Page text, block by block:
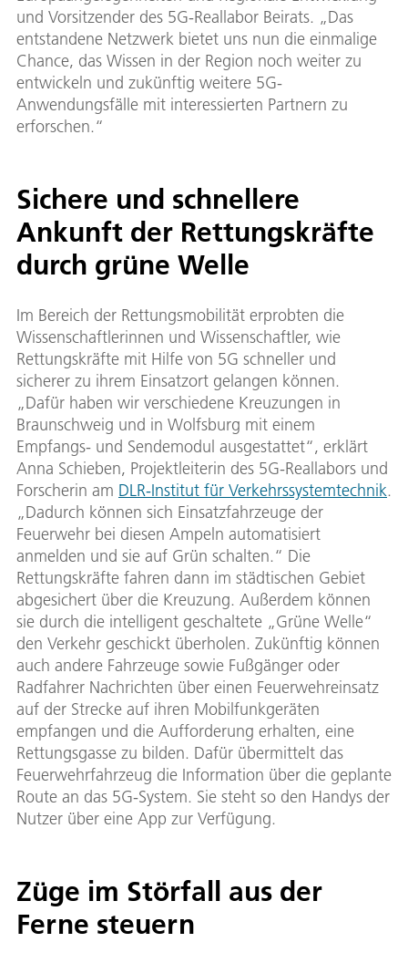
und Vorsitzender des 5G-Reallabor Beirats. „Das
entstandene Netzwerk bietet uns nun die einmalige
Chance, das Wissen in der Region noch weiter zu
entwickeln und zukünftig weitere 5G-
Anwendungsfälle mit interessierten Partnern zu
erforschen.“
Sichere und schnellere
Ankunft der Rettungskräfte
durch grüne Welle
Im Bereich der Rettungsmobilität erprobten die
Wissenschaftlerinnen und Wissenschaftler, wie
Rettungskräfte mit Hilfe von 5G schneller und
sicherer zu ihrem Einsatzort gelangen können.
„Dafür haben wir verschiedene Kreuzungen in
Braunschweig und in Wolfsburg mit einem
Empfangs- und Sendemodul ausgestattet“, erklärt
Anna Schieben, Projektleiterin des 5G-Reallabors und
Forscherin am DLR-Institut für Verkehrssystemtechnik.
„Dadurch können sich Einsatzfahrzeuge der
Feuerwehr bei diesen Ampeln automatisiert
anmelden und sie auf Grün schalten.“ Die
Rettungskräfte fahren dann im städtischen Gebiet
abgesichert über die Kreuzung. Außerdem können
sie durch die intelligent geschaltete „Grüne Welle“
den Verkehr geschickt überholen. Zukünftig können
auch andere Fahrzeuge sowie Fußgänger oder
Radfahrer Nachrichten über einen Feuerwehreinsatz
auf der Strecke auf ihren Mobilfunkgeräten
empfangen und die Aufforderung erhalten, eine
Rettungsgasse zu bilden. Dafür übermittelt das
Feuerwehrfahrzeug die Information über die geplante
Route an das 5G-System. Sie steht so den Handys der
Nutzer über eine App zur Verfügung.
Züge im Störfall aus der
Ferne steuern